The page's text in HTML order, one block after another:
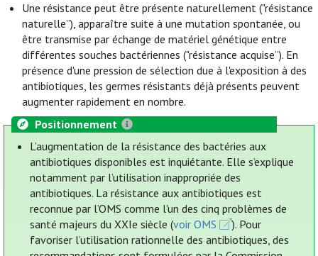
Une résistance peut être présente naturellement ("résistance
naturelle”), apparaître suite à une mutation spontanée, ou
être transmise par échange de matériel génétique entre
différentes souches bactériennes ("résistance acquise”). En
présence d'une pression de sélection due à l'exposition à des
antibiotiques, les germes résistants déjà présents peuvent
augmenter rapidement en nombre.
Positionnement
L’augmentation de la résistance des bactéries aux
antibiotiques disponibles est inquiétante. Elle s’explique
notamment par l’utilisation inappropriée des
antibiotiques. La résistance aux antibiotiques est
reconnue par l’OMS comme l'un des cinq problèmes de
santé majeurs du XXIe siècle (voir OMS
). Pour
favoriser l’utilisation rationnelle des antibiotiques, des